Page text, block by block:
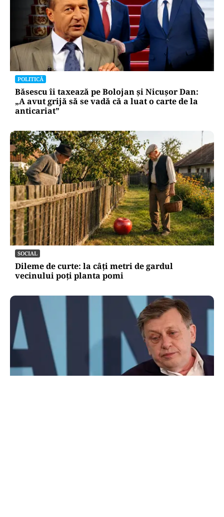
POLITICĂ
Băsescu îi taxează pe Bolojan și Nicușor Dan:
„A avut grijă să se vadă că a luat o carte de la
anticariat”
SOCIAL
Dileme de curte: la câți metri de gardul
vecinului poți planta pomi